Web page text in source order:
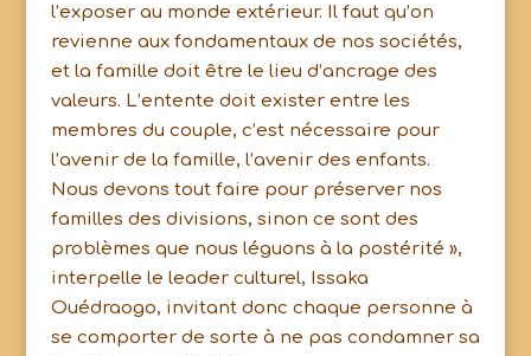
l’exposer au monde extérieur. Il faut qu’on
revienne aux fondamentaux de nos sociétés,
et la famille doit être le lieu d’ancrage des
valeurs. L’entente doit exister entre les
membres du couple, c’est nécessaire pour
l’avenir de la famille, l’avenir des enfants.
Nous devons tout faire pour préserver nos
familles des divisions, sinon ce sont des
problèmes que nous léguons à la postérité »,
interpelle le leader culturel, Issaka
Ouédraogo, invitant donc chaque personne à
se comporter de sorte à ne pas condamner sa